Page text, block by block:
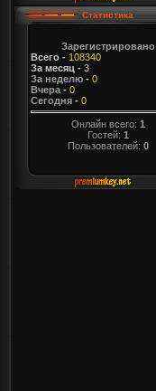
Статистика
Зарегистрировано
Всего- 108340
За месяц - 3
За неделю- 0
Вчера- 0
Сегодня- 0
Онлайн всего: 1
Гостей: 1
Пользователей: 0